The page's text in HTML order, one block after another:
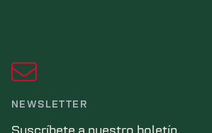
NEWSLETTER